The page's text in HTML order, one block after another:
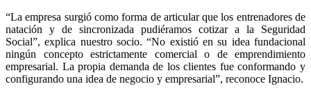
“La empresa surgió como forma de articular que los entrenadores de
natación y de sincronizada pudiéramos cotizar a la Seguridad
Social”, explica nuestro socio. “No existió en su idea fundacional
ningún concepto estrictamente comercial o de emprendimiento
empresarial. La propia demanda de los clientes fue conformando y
configurando una idea de negocio y empresarial”, reconoce Ignacio.